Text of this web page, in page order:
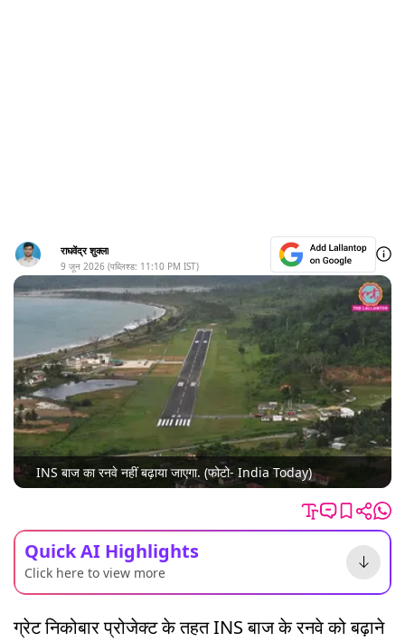
राघवेंद्र शुक्ला
9 जून 2026 (पब्लिश्ड: 11:10 PM IST)
INS बाज का रनवे नहीं बढ़ाया जाएगा. (फोटो- India Today)
Quick AI Highlights
Click here to view more
ग्रेट निकोबार प्रोजेक्ट के तहत INS बाज के रनवे को बढ़ाने